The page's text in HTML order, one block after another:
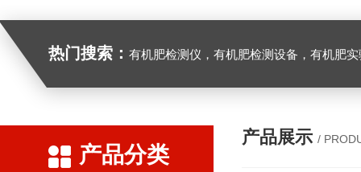
热门搜索： 有机肥检测仪，有机肥检测设备，有机肥实验室设备，生物有
产品分类
产品展示 /